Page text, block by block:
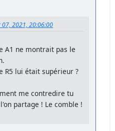
07, 2021, 20:06:00
A1 ne montrait pas le
R5 lui était supérieur ?
me contredire tu
partage ! Le comble !